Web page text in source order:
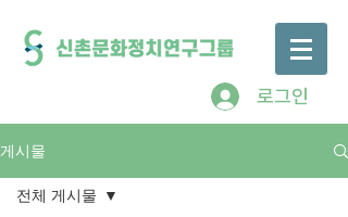
로그인
게시물
전체 게시물